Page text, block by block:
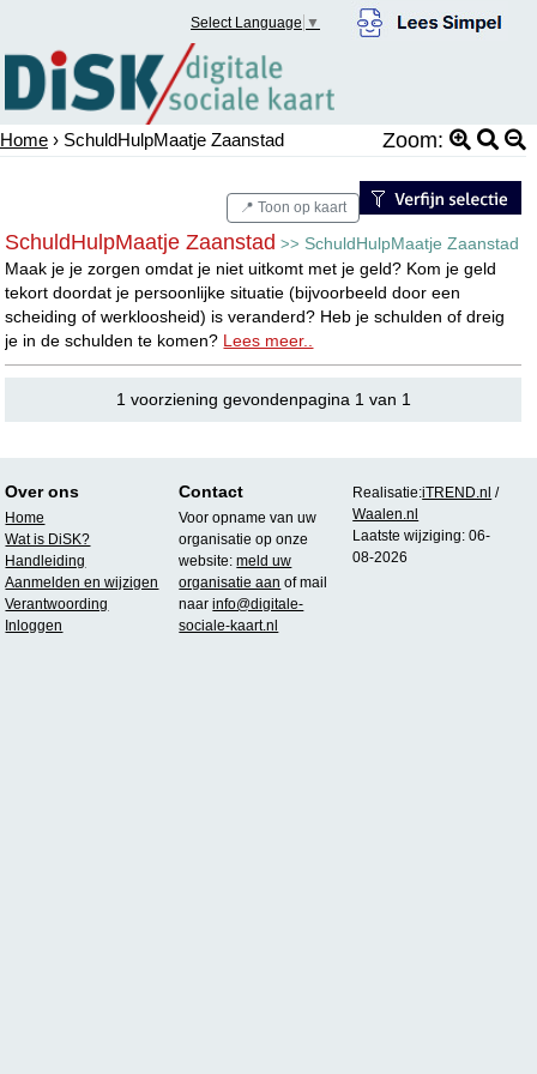
Select Language ▼
Home › SchuldHulpMaatje Zaanstad Zoom:
📍 Toon op kaart
SchuldHulpMaatje Zaanstad >> SchuldHulpMaatje Zaanstad
Maak je je zorgen omdat je niet uitkomt met je geld? Kom je geld
tekort doordat je persoonlijke situatie (bijvoorbeeld door een
scheiding of werkloosheid) is veranderd? Heb je schulden of dreig
je in de schulden te komen? Lees meer..
1 voorziening gevondenpagina 1 van 1
Over ons
Home
Wat is DiSK?
Handleiding
Aanmelden en wijzigen
Verantwoording
Inloggen
Contact
Voor opname van uw
organisatie op onze
website:meld uw
organisatie aan of mail
naarinfo@digitale-
sociale-kaart.nl
Realisatie:iTREND.nl /
Waalen.nl
Laatste wijziging: 06-
08-2026